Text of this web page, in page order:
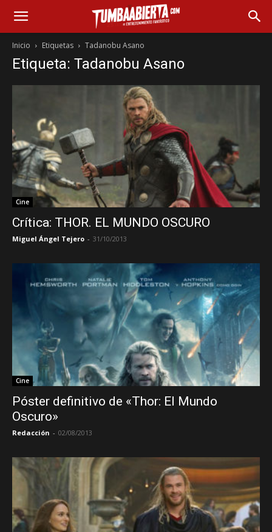
Inicio Etiquetas Tadanobu Asano
Etiqueta: Tadanobu Asano
Cine
Crítica: THOR. EL MUNDO OSCURO
Miguel Ángel Tejero - 31/10/2013
Cine
Póster definitivo de «Thor: El Mundo
Oscuro»
Redacción - 02/08/2013